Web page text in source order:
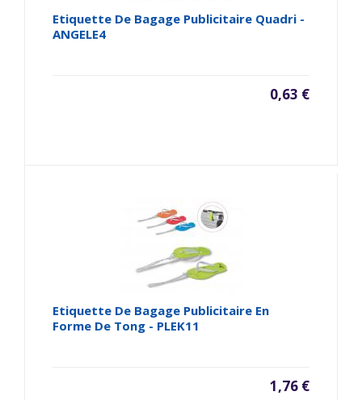
Etiquette De Bagage Publicitaire Quadri -
ANGELE4
0,63 €
Etiquette De Bagage Publicitaire En
Forme De Tong - PLEK11
1,76 €